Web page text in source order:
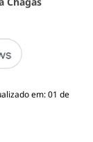
em: 01 de